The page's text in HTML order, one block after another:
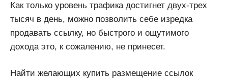
Как только уровень трафика достигнет двух-трех
тысяч в день, можно позволить себе изредка
продавать ссылку, но быстрого и ощутимого
дохода это, к сожалению, не принесет.
Найти желающих купить размещение ссылок